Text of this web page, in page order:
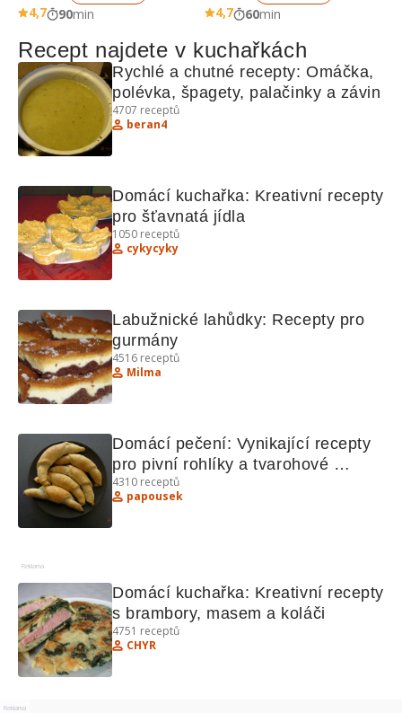
4,7 90min 4,7 60min
Recept najdete v kuchařkách
Rychlé a chutné recepty: Omáčka,
polévka, špagety, palačinky a závin
4707 receptů
beran4
Domácí kuchařka: Kreativní recepty
pro šťavnatá jídla
1050 receptů
cykycyky
Labužnické lahůdky: Recepty pro
gurmány
4516 receptů
Milma
Domácí pečení: Vynikající recepty
pro pivní rohlíky a tvarohové
koláčky
4310 receptů
papousek
Reklama
Domácí kuchařka: Kreativní recepty
s brambory, masem a koláči
4751 receptů
CHYR
Reklama